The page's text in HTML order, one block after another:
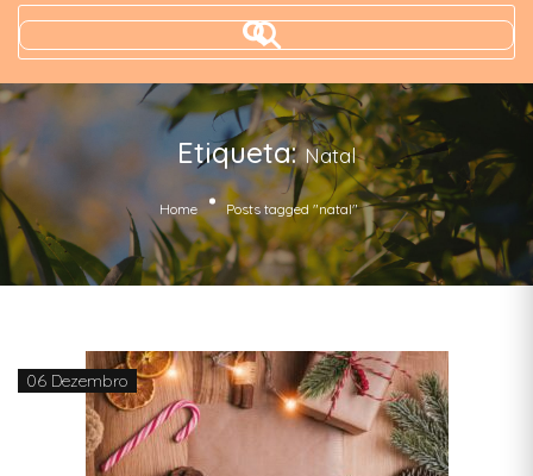
Etiqueta:Natal
Home Posts tagged "natal"
06 Dezembro